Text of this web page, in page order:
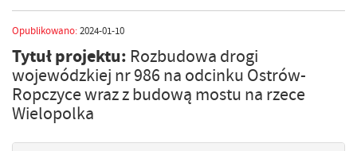
Opublikowano:2024-01-10
Tytuł projektu: Rozbudowa drogi
wojewódzkiej nr 986 na odcinku Ostrów-
Ropczyce wraz z budową mostu na rzece
Wielopolka